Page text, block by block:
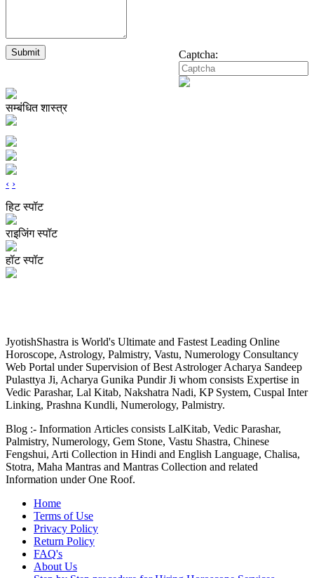
Captcha:
Submit
सम्बंधित शास्त्र
‹ ›
हिट स्पॉट
राइजिंग स्पॉट
हॉट स्पॉट
JyotishShastra is World's Ultimate and Fastest Leading Online
Horoscope, Astrology, Palmistry, Vastu, Numerology Consultancy
Web Portal under Supervision of Best Astrologer Acharya Sandeep
Pulasttya Ji, Acharya Gunika Pundir Ji whom consists Expertise in
Vedic Parashar, Lal Kitab, Nakshatra Nadi, KP System, Cuspal Inter
Linking, Prashna Kundli, Numerology, Palmistry.
Blog :- Information Articles consists LalKitab, Vedic Parashar,
Palmistry, Numerology, Gem Stone, Vastu Shastra, Chinese
Fengshui, Arti Collection in Hindi and English Language, Chalisa,
Stotra, Maha Mantras and Mantras Collection and related
Information under One Roof.
Home
Terms of Use
Privacy Policy
Return Policy
FAQ's
About Us